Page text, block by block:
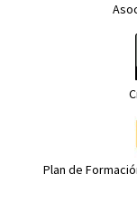
Plan de